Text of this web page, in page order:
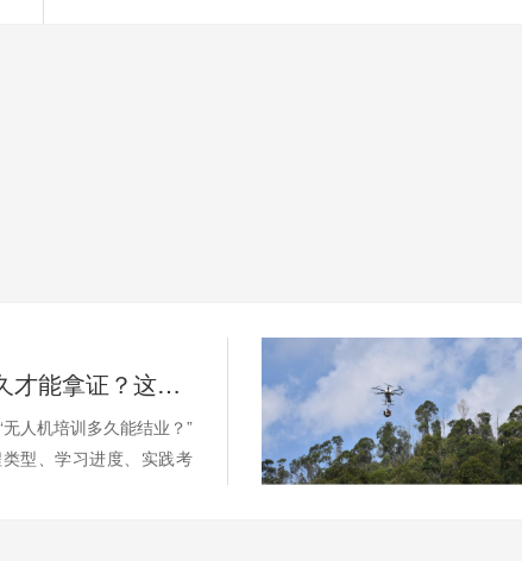
无人机培训多久才能拿证？这些因素影响你的学习周期
人机培训多久能结业？”
型、学习进度、实践考